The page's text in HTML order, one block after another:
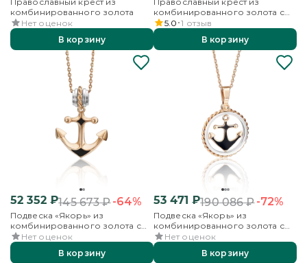
комбинированного золота
Нет оценок
В корзину
комбинированного золота с
янтарём и эмалью
5.0 1 отзыв
В корзину
52 352₽145 673₽-64%
Подвеска «Якорь» из
комбинированного золота с
эмалью
Нет оценок
В корзину
53 471 ₽190 086₽-72%
Подвеска «Якорь» из
комбинированного золота с
эмалью
Нет оценок
В корзину